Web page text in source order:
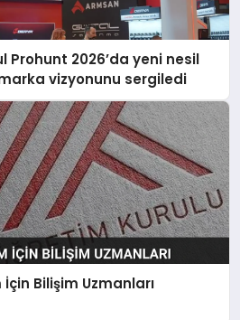
Prohunt 2026’da yeni nesil
vizyonunu sergiledi
Bilişim Uzmanları